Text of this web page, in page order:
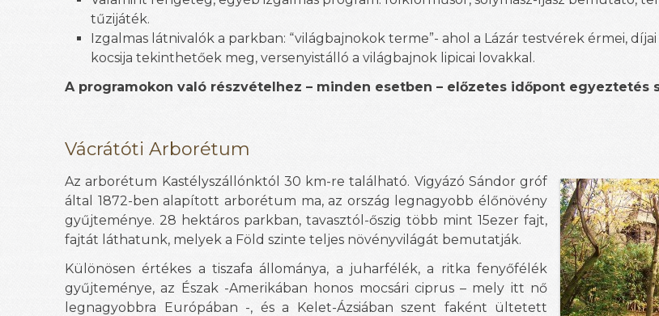
tűzijáték.
Izgalmas látnivalók a parkban: “világbajnokok terme”- ahol a Lázár testvérek érmei,
kocsija tekinthetőek meg, versenyistálló a világbajnok lipicai lovakkal.
A programokon való részvételhez – minden esetben – előzetes időpont egyeztetés
Vácrátóti Arborétum
Az arborétum Kastélyszállónktól 30 km-re található. Vigyázó Sándor gróf
által 1872-ben alapított arborétum ma, az ország legnagyobb élőnövény
gyűjteménye. 28 hektáros parkban, tavasztól-őszig több mint 15ezer fajt,
fajtát láthatunk, melyek a Föld szinte teljes növényvilágát bemutatják.
Különösen értékes a tiszafa állománya, a juharfélék, a ritka fenyőfélék
gyűjteménye, az Észak -Amerikában honos mocsári ciprus – mely itt nő
legnagyobbra Európában -, és a Kelet-Ázsiában szent faként ültetett